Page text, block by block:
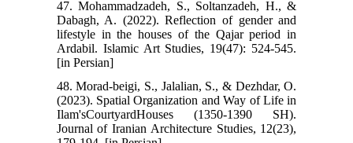
47. Mohammadzadeh, S., Soltanzadeh, H., &
Dabagh, A. (2022). Reflection of gender and
lifestyle in the houses of the Qajar period in
Ardabil. Islamic Art Studies, 19(47): 524-545.
[in Persian]
48. Morad-beigi, S., Jalalian, S., & Dezhdar, O.
(2023). Spatial Organization and Way of Life in
Ilam'sCourtyardHouses (1350-1390 SH).
Journal of Iranian Architecture Studies, 12(23),